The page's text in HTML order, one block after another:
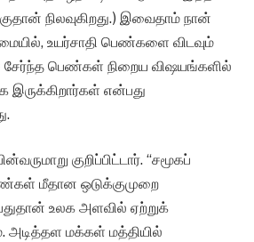
நிலவுகிறது.) இவைதாம் நான்
உயர்சாதி பெண்களை விடவும்
சேர்ந்த பெண்கள் நிறைய விஷயங்களில்
என்பது
குறிப்பிட்டார். “சமூகப்
மீதான ஒடுக்குமுறை
உலக அளவில் ஏற்றுக்
மக்கள் மத்தியில்